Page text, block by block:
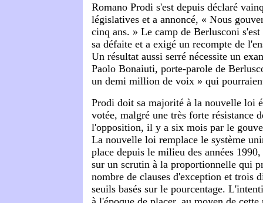
Romano Prodi s'est depuis déclaré
législatives et a annoncé, « Nous
cinq ans. » Le camp de Berlusconi
sa défaite et a exigé un recompte de
Un résultat aussi serré nécessite un
Paolo Bonaiuti, porte-parole de
un demi million de voix » qui
Prodi doit sa majorité à la nouvelle loi
votée, malgré une très forte résistance
l'opposition, il y a six mois par le
La nouvelle loi remplace le système
place depuis le milieu des années
sur un scrutin à la proportionnelle qui
nombre de clauses d'exception et trois
seuils basés sur le pourcentage.